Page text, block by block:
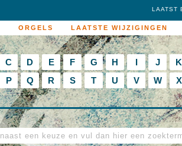
ORGELS LAATSTE WIJZIGINGEN
LAATST
C D E F G H I J K
P Q R S T U V W X